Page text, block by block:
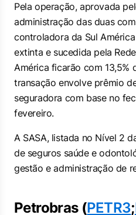
Pela operação, aprovada
administração das duas
controladora da Sul
extinta e sucedida pela
América ficarão com 13,5%
transação envolve prêmio
seguradora com base no
fevereiro.
A SASA, listada no Nível 2
de seguros saúde e
gestão e administração de
Petrobras (PETR3;